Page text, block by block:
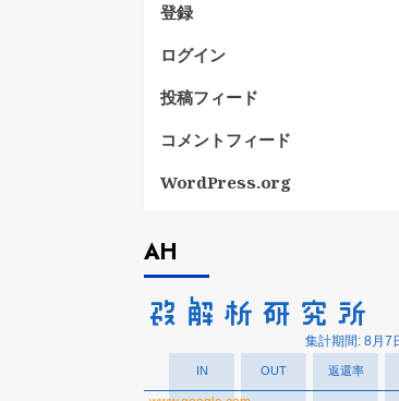
登録
ログイン
投稿フィード
コメントフィード
WordPress.org
AH